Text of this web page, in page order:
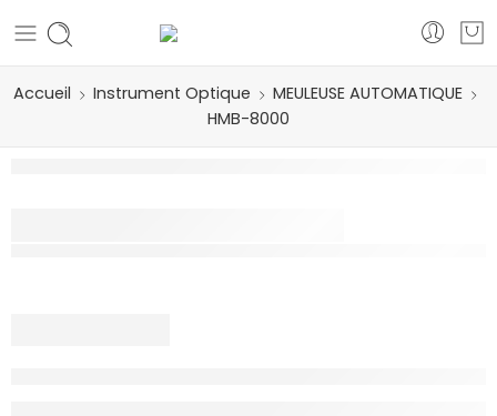
Accueil Instrument Optique
MEULEUSE AUTOMATIQUE
HMB-8000